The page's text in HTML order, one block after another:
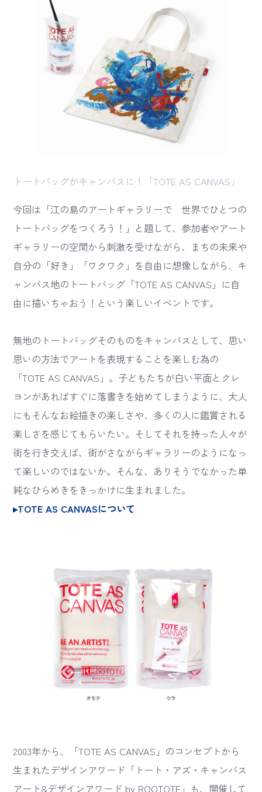
トートバッグがキャンバスに！「TOTE AS CANVAS」
今回は「江の島のアートギャラリーで 世界でひとつの
トートバッグをつくろう！」と題して、参加者やアート
ギャラリーの空間から刺激を受けながら、まちの未来や
自分の「好き」「ワクワク」を自由に想像しながら、キ
ャンバス地のトートバッグ「TOTE AS CANVAS」に自
由に描いちゃおう！という楽しいイベントです。
無地のトートバッグそのものをキャンバスとして、思い
思いの方法でアートを表現することを楽しむ為の
「TOTE AS CANVAS」。子どもたちが白い平面とクレ
ヨンがあればすぐに落書きを始めてしまうように、大人
にもそんなお絵描きの楽しさや、多くの人に鑑賞される
楽しさを感じてもらいたい。そしてそれを持った人々が
街を行き交えば、街がさながらギャラリーのようになっ
て楽しいのではないか。そんな、ありそうでなかった単
純なひらめきをきっかけに生まれました。
▸TOTE AS CANVASについて
2003年から、「TOTE AS CANVAS」のコンセプトから
生まれたデザインアワード「トート・アズ・キャンバス
アート&デザインアワード by ROOTOTE」も、開催して